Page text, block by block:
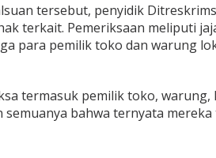
tersebut, penyidik
terkait. Pemeriksaan meliputi
para pemilik toko dan warung
termasuk pemilik toko, warung,
bahwa ternyata mereka